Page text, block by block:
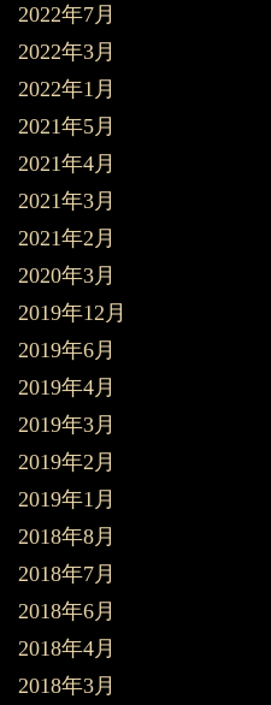
2022年7月
2022年3月
2022年1月
2021年5月
2021年4月
2021年3月
2021年2月
2020年3月
2019年12月
2019年6月
2019年4月
2019年3月
2019年2月
2019年1月
2018年8月
2018年7月
2018年6月
2018年4月
2018年3月